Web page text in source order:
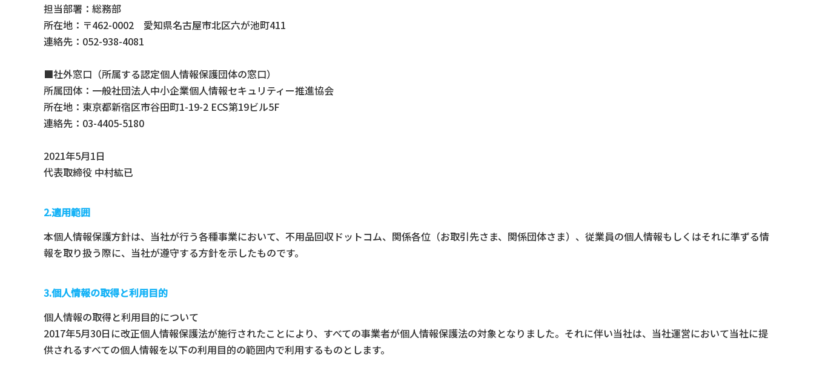
担当部署：総務部
所在地：〒462-0002 愛知県名古屋市北区六が池町411
連絡先： 052-938-4081
■社外窓口（所属する認定個人情報保護団体の窓口）
所属団体：一般社団法人中小企業個人情報セキュリティー推進協会
所在地：東京都新宿区市谷田町1-19-2 ECS第19ビル5F
連絡先： 03-4405-5180
2021年5月1日
代表取締役 中村紘已
2.適用範囲
本個人情報保護方針は、当社が行う各種事業において、不用品回収ドットコム、関係各位（お取引先さま、関係団体さま）、従業員の個人情報もしくはそれに準ずる情
報を取り扱う際に、当社が遵守する方針を示したものです。
3.個人情報の取得と利用目的
個人情報の取得と利用目的について
2017年5月30日に改正個人情報保護法が施行されたことにより、すべての事業者が個人情報保護法の対象となりました。それに伴い当社は、当社運営において当社に提
供されるすべての個人情報を以下の利用目的の範囲内で利用するものとします。